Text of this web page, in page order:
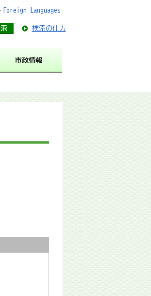
Foreign Languages
検索の仕方
市政情報